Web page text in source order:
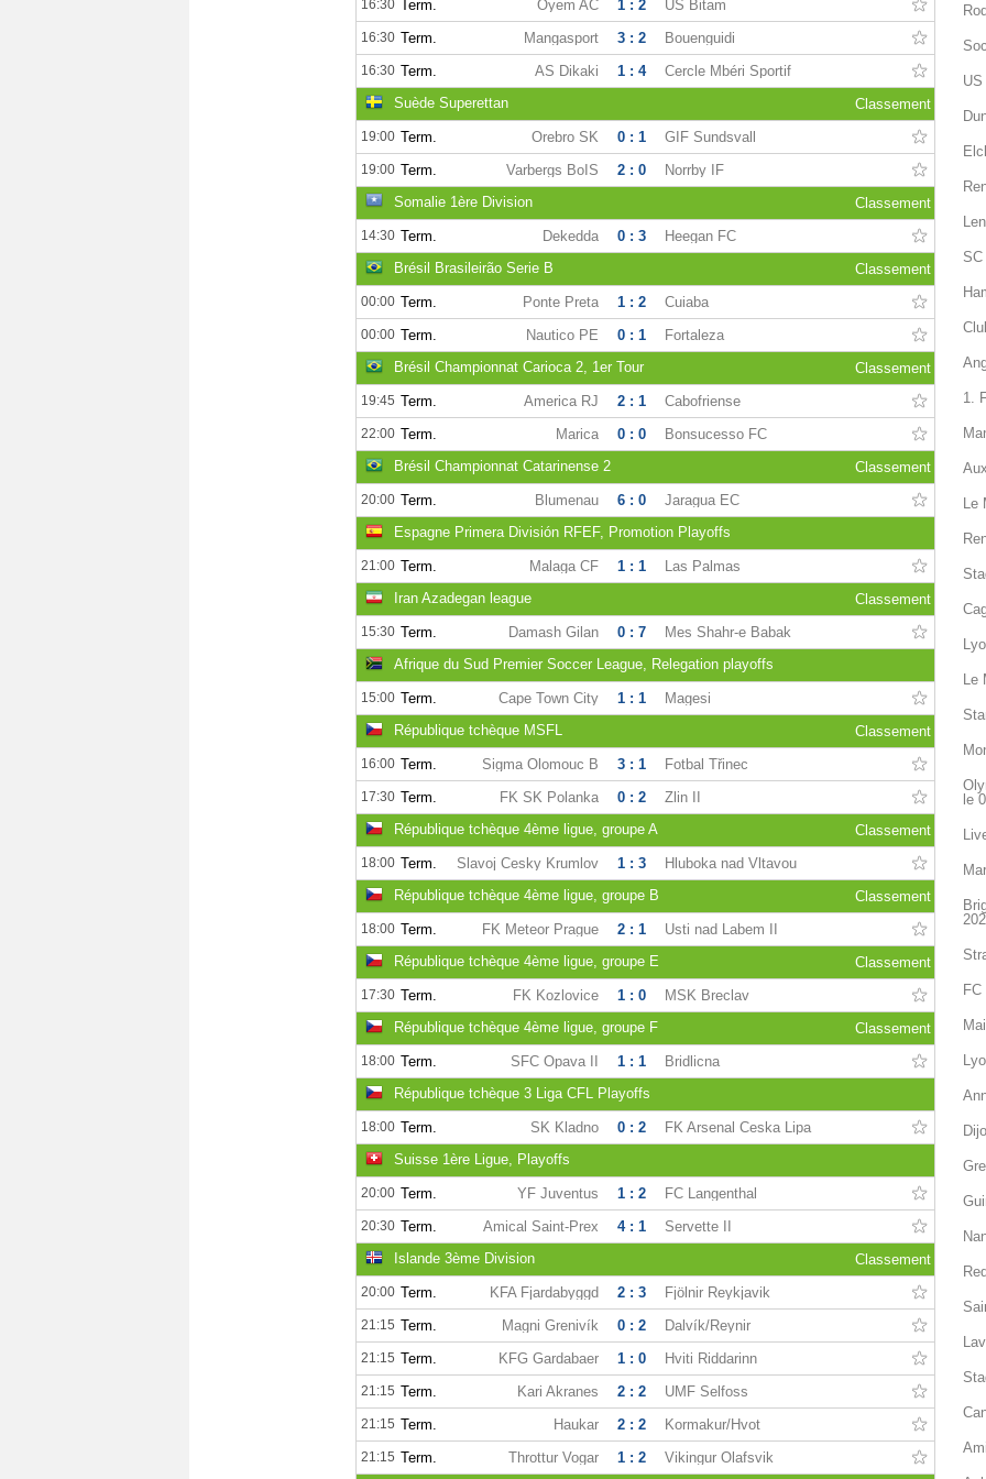
16:30 Term. Oyem AC 1 : 2 US Bitam
16:30 Term. Mangasport 3 : 2 Bouenguidi
16:30 Term. AS Dikaki 1 : 4
Cercle Mbéri Sportif
Suède Superettan
Classement
19:00 Term. Örebro SK 0 : 1 GIF Sundsvall
19:00 Term. Varbergs BoIS 2 : 0
Norrby IF
Somalie 1ère Division
Classement
14:30 Term. Dekedda 0 : 3
Heegan FC
Brésil Brasileirão Serie B
Classement
00:00 Term. Ponte Preta 1 : 2 Cuiaba
00:00 Term. Nautico PE 0 : 1
Fortaleza
Brésil Championnat Carioca 2, 1er Tour
Classement
19:45 Term. America RJ 2 : 1 Cabofriense
22:00 Term. Marica 0 : 0
Bonsucesso FC
Brésil Championnat Catarinense 2
Classement
20:00 Term. Blumenau 6 : 0
Jaragua EC
Espagne Primera División RFEF, Promotion Playoffs
21:00 Term. Malaga CF 1 : 1
Las Palmas
Iran Azadegan league
Classement
15:30 Term. Damash Gilan 0 : 7
Mes Shahr-e Babak
Afrique du Sud Premier Soccer League, Relegation playoffs
15:00 Term. Cape Town City 1 : 1
Magesi
République tchèque MSFL
Classement
16:00 Term. Sigma Olomouc B 3 : 1 Fotbal Třinec
17:30 Term. FK SK Polanka 0 : 2
Zlin II
République tchèque 4ème ligue, groupe A
Classement
18:00 Term. Slavoj Cesky Krumlov 1 : 3
Hluboka nad Vltavou
République tchèque 4ème ligue, groupe B
Classement
18:00 Term. FK Meteor Prague 2 : 1
Usti nad Labem II
République tchèque 4ème ligue, groupe E
Classement
17:30 Term. FK Kozlovice 1 : 0
MSK Breclav
République tchèque 4ème ligue, groupe F
Classement
18:00 Term. SFC Opava II 1 : 1
Bridlicna
République tchèque 3 Liga CFL Playoffs
18:00 Term. SK Kladno 0 : 2
FK Arsenal Ceska Lipa
Suisse 1ère Ligue, Playoffs
20:00 Term. YF Juventus 1 : 2 FC Langenthal
20:30 Term. Amical Saint-Prex 4 : 1
Servette II
Islande 3ème Division
Classement
20:00 Term. KFA Fjardabyggd 2 : 3 Fjölnir Reykjavik
21:15 Term. Magni Grenivík 0 : 2 Dalvík/Reynir
21:15 Term. KFG Gardabaer 1 : 0 Hviti Riddarinn
21:15 Term. Kari Akranes 2 : 2 UMF Selfoss
21:15 Term. Haukar 2 : 2 Kormakur/Hvot
21:15 Term. Throttur Vogar 1 : 2 Vikingur Olafsvik
1.
Le
Le
le